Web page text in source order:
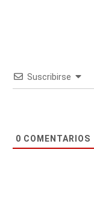
Suscribirse
0 COMENTARIOS